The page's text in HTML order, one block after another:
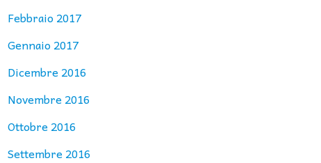
Febbraio 2017
Gennaio 2017
Dicembre 2016
Novembre 2016
Ottobre 2016
Settembre 2016